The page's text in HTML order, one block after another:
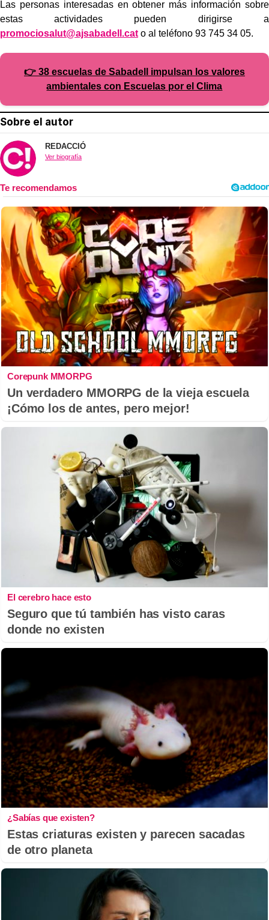
Las personas interesadas en obtener más información sobre
estas actividades pueden dirigirse a
promociosalut@ajsabadell.cat o al teléfono 93 745 34 05.
👉 38 escuelas de Sabadell impulsan los valores
ambientales con Escuelas por el Clima
Sobre el autor
REDACCIÓ
Ver biografía
Corepunk MMORPG
Un verdadero MMORPG de la vieja escuela
¡Cómo los de antes, pero mejor!
El cerebro hace esto
Seguro que tú también has visto caras
donde no existen
¿Sabías que existen?
Estas criaturas existen y parecen sacadas
de otro planeta